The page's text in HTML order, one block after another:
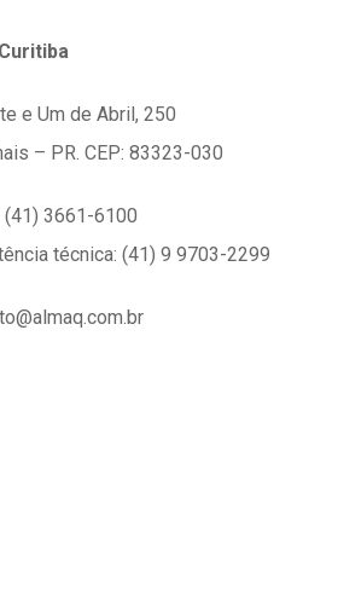
e Um de Abril, 250
– PR. CEP: 83323-030
(41) 3661-6100
técnica: (41) 9 9703-2299